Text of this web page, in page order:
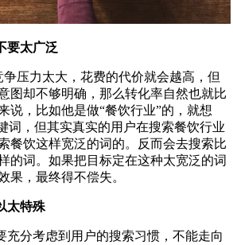
要太广泛
压力太大，花费的代价就会越高，但
图却不够明确，那么转化率自然也就比
说，比如他是做“餐饮行业”的，就想
词，但其实真实的用户在搜索餐饮行业
餐饮这样宽泛的词的。反而会去搜索比
的词。如果把目标定在这种太宽泛的词
果，最终得不偿失。
太特殊
充分考虑到用户的搜索习惯，不能走向